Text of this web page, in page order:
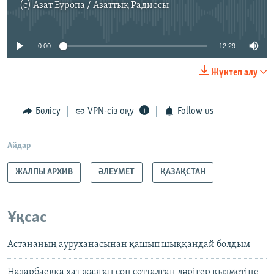
(c) Азат Еуропа / Азаттық Радиосы
No media source currently available
0:00 12:29
Жүктеп алу
Бөлісу VPN-сіз оқу Follow us
Айдар
ЖАЛПЫ АРХИВ ӘЛЕУМЕТ ҚАЗАҚСТАН
Ұқсас
Астананың ауруханасынан қашып шыққандай болдым